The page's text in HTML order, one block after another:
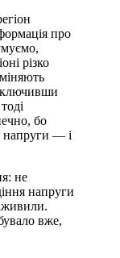
про
різко
бо
напруги — і
не
напруги
вже,